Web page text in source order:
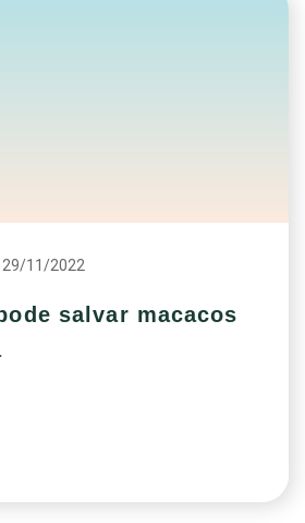
29/11/2022
salvar macacos